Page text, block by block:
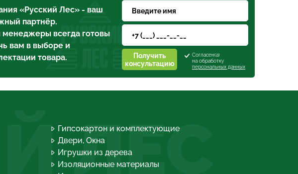
«Русский Лес» - ваш
партнёр.
всегда готовы
вам в выборе и
товара.
Получить
консультацию
Согласен(а)
на обработку
персональных данных
ЛЕС
Гипсокартон и комплектующие
Двери, Окна
Игрушки из дерева
Изоляционные материалы